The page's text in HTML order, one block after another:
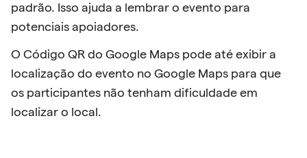
padrão. Isso ajuda a lembrar o evento para
potenciais apoiadores.
O Código QR do Google Maps pode até exibir a
localização do evento no Google Maps para que
os participantes não tenham dificuldade em
localizar o local.